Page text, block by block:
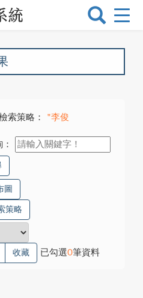
選
換
索策略：
"李俊
圖
策略
收藏 已勾選0筆資料